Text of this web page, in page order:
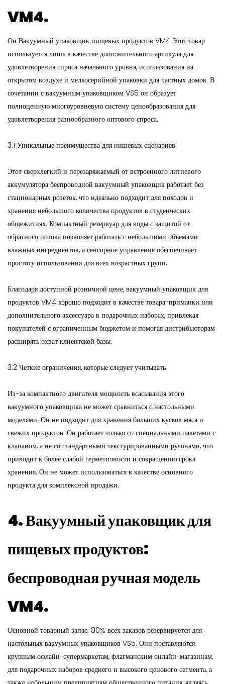
VM4.
Он Вакуумный упаковщик пищевых продуктов VM4 Этот товар
используется лишь в качестве дополнительного артикула для
удовлетворения спроса начального уровня, использования на
открытом воздухе и мелкосерийной упаковки для частных домов. В
сочетании с вакуумным упаковщиком VS5 он образует
полноценную многоуровневую систему ценообразования для
удовлетворения разнообразного оптового спроса.
3.1 Уникальные преимущества для нишевых сценариев
Этот сверхлегкий и перезаряжаемый от встроенного литиевого
аккумулятора беспроводной вакуумный упаковщик работает без
стационарных розеток, что идеально подходит для походов и
хранения небольшого количества продуктов в студенческих
общежитиях. Компактный резервуар для воды с защитой от
обратного потока позволяет работать с небольшими объемами
влажных ингредиентов, а сенсорное управление обеспечивает
простоту использования для всех возрастных групп.
Благодаря доступной розничной цене, вакуумный упаковщик для
продуктов VM4 хорошо подходит в качестве товара-приманки или
дополнительного аксессуара в подарочных наборах, привлекая
покупателей с ограниченным бюджетом и помогая дистрибьюторам
расширять охват клиентской базы.
3.2 Четкие ограничения, которые следует учитывать
Из-за компактного двигателя мощность всасывания этого
вакуумного упаковщика не может сравниться с настольными
моделями. Он не подходит для хранения больших кусков мяса и
свежих продуктов. Он работает только со специальными пакетами с
клапаном, а не со стандартными текстурированными рулонами, что
приводит к более слабой герметичности и сокращению срока
хранения. Он не может использоваться в качестве основного
продукта для комплексной продажи.
4. Вакуумный упаковщик для
пищевых продуктов:
беспроводная ручная модель
VM4.
Основной товарный запас: 80% всех заказов резервируется для
настольных вакуумных упаковщиков VS5. Они поставляются
крупным офлайн-супермаркетам, флагманским онлайн-магазинам,
для подарочных наборов среднего и высокого ценового сегмента, а